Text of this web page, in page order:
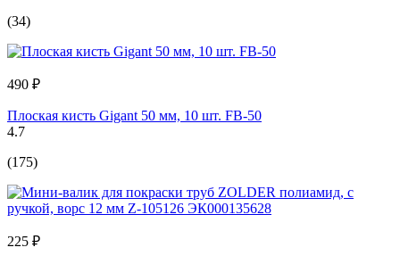
(34)
490 ₽
Плоская кисть Gigant 50 мм, 10 шт. FB-50
4.7
(175)
225 ₽